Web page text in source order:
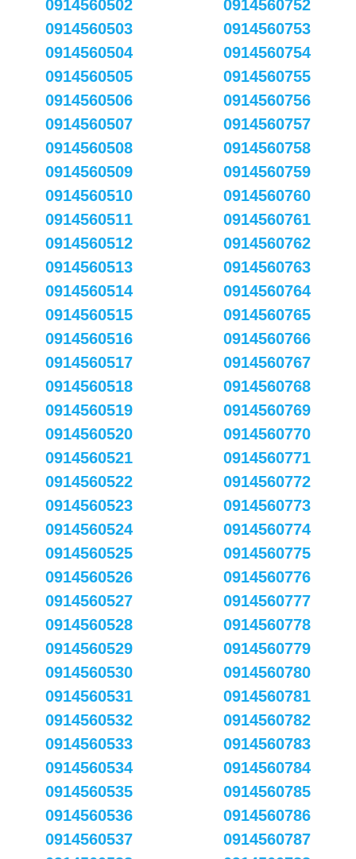
0914560502
0914560503
0914560504
0914560505
0914560506
0914560507
0914560508
0914560509
0914560510
0914560511
0914560512
0914560513
0914560514
0914560515
0914560516
0914560517
0914560518
0914560519
0914560520
0914560521
0914560522
0914560523
0914560524
0914560525
0914560526
0914560527
0914560528
0914560529
0914560530
0914560531
0914560532
0914560533
0914560534
0914560535
0914560536
0914560537
0914560752
0914560753
0914560754
0914560755
0914560756
0914560757
0914560758
0914560759
0914560760
0914560761
0914560762
0914560763
0914560764
0914560765
0914560766
0914560767
0914560768
0914560769
0914560770
0914560771
0914560772
0914560773
0914560774
0914560775
0914560776
0914560777
0914560778
0914560779
0914560780
0914560781
0914560782
0914560783
0914560784
0914560785
0914560786
0914560787